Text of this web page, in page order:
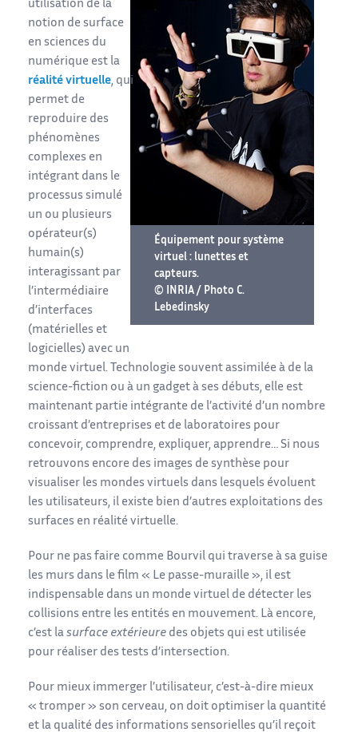
Équipement pour système
virtuel : lunettes et
capteurs.
© INRIA / Photo C.
Lebedinsky
utilisation de la
notion de surface
en sciences du
numérique est la
réalité virtuelle, qui
permet de
reproduire des
phénomènes
complexes en
intégrant dans le
processus simulé
un ou plusieurs
opérateur(s)
humain(s)
interagissant par
l’intermédiaire
d’interfaces
(matérielles et
logicielles) avec un
monde virtuel. Technologie souvent assimilée à de la
science-fiction ou à un gadget à ses débuts, elle est
maintenant partie intégrante de l’activité d’un nombre
croissant d’entreprises et de laboratoires pour
concevoir, comprendre, expliquer, apprendre… Si nous
retrouvons encore des images de synthèse pour
visualiser les mondes virtuels dans lesquels évoluent
les utilisateurs, il existe bien d’autres exploitations des
surfaces en réalité virtuelle.
Pour ne pas faire comme Bourvil qui traverse à sa guise
les murs dans le film « Le passe-muraille », il est
indispensable dans un monde virtuel de détecter les
collisions entre les entités en mouvement. Là encore,
c’est la surface extérieure des objets qui est utilisée
pour réaliser des tests d’intersection.
Pour mieux immerger l’utilisateur, c’est-à-dire mieux
« tromper » son cerveau, on doit optimiser la quantité
et la qualité des informations sensorielles qu’il reçoit